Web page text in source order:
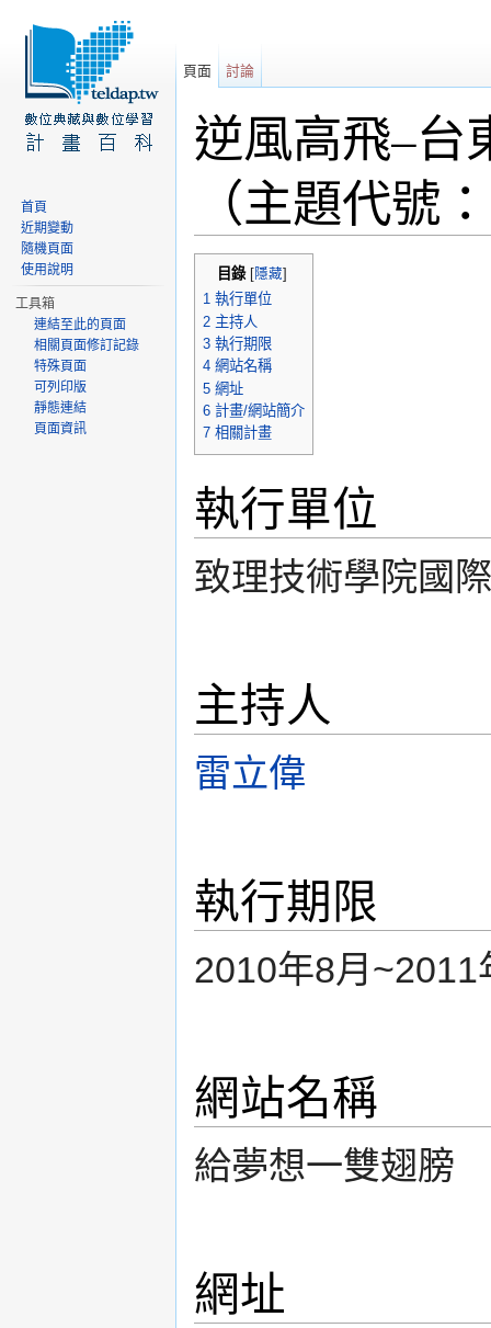
逆風高飛–台
（主題代號
目錄[ 隱藏
1 執行單位
2 主持人
3 執行期限
4 網站名稱
5 網址
6 計畫/網站簡介
7 相關計畫
執行單位
致理技術學院國
主持人
雷立偉
執行期限
2010年8月~2011
網站名稱
給夢想一雙翅膀
網址
頁面 討論
首頁
近期變動
隨機頁面
使用說明
工具箱
連結至此的頁面
相關頁面修訂記錄
特殊頁面
可列印版
靜態連結
頁面資訊